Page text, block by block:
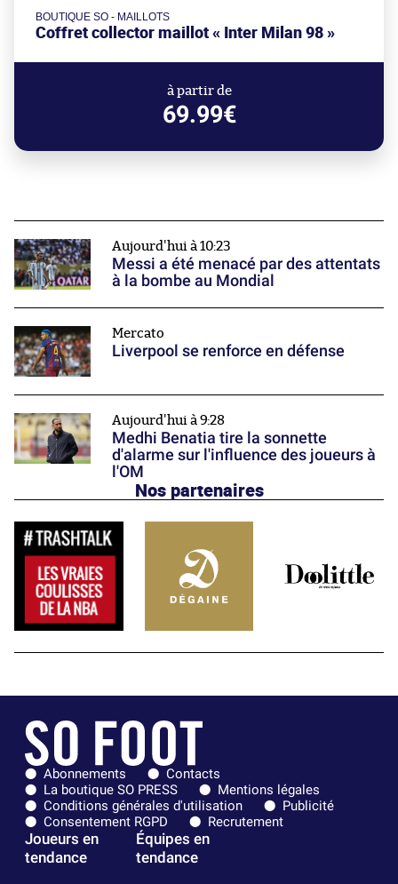
BOUTIQUE SO - MAILLOTS
Coffret collector maillot « Inter Milan 98 »
à partir de
69.99€
Aujourd'hui à 10:23
Messi a été menacé par des attentats
à la bombe au Mondial
Mercato
Liverpool se renforce en défense
Aujourd'hui à 9:28
Medhi Benatia tire la sonnette
d'alarme sur l'influence des joueurs à
l'OM
Nos partenaires
Abonnements
Contacts
La boutique SO PRESS
Mentions légales
Conditions générales d'utilisation
Publicité
Consentement RGPD
Recrutement
Joueurs en
tendance
Équipes en
tendance